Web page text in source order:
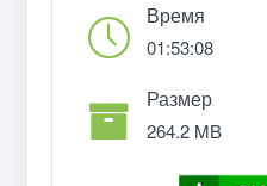
Время
01:53:08
Размер
264.2 MB